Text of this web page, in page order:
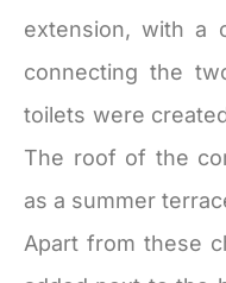
extension, with a
connecting the
toilets were
The roof of the
as a summer
Apart from these